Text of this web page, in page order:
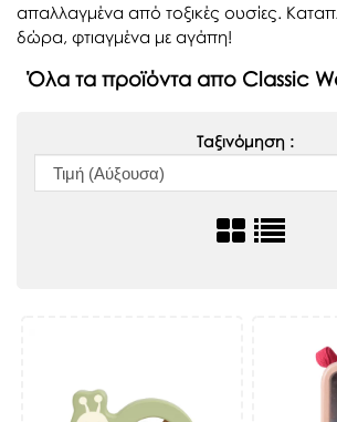
απαλλαγμένα από τοξικές ουσίες.
δώρα, φτιαγμένα με αγάπη!
Όλα τα προϊόντα απο Classic
Ταξινόμηση :